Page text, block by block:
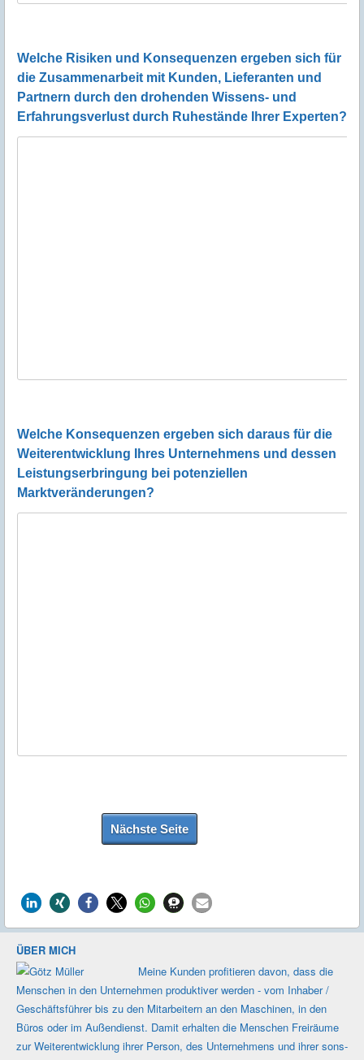
Welche Risiken und Konsequenzen ergeben sich für
die Zusammenarbeit mit Kunden, Lieferanten und
Partnern durch den drohenden Wissens- und
Erfahrungsverlust durch Ruhestände Ihrer Experten?
Welche Konsequenzen ergeben sich daraus für die
Weiterentwicklung Ihres Unternehmens und dessen
Leistungserbringung bei potenziellen
Marktveränderungen?
ÜBER MICH
Meine Kunden profi­tieren davon, dass die
Men­schen in den Unter­nehmen produk­tiver werden - vom Inhaber /
Geschäfts­führer bis zu den Mit­ar­beitern an den Maschi­nen, in den
Büros oder im Außen­dienst. Damit erhalten die Men­schen Frei­räume
zur Weiter­ent­wicklung ihrer Person, des Unter­nehmens und ihrer sons­